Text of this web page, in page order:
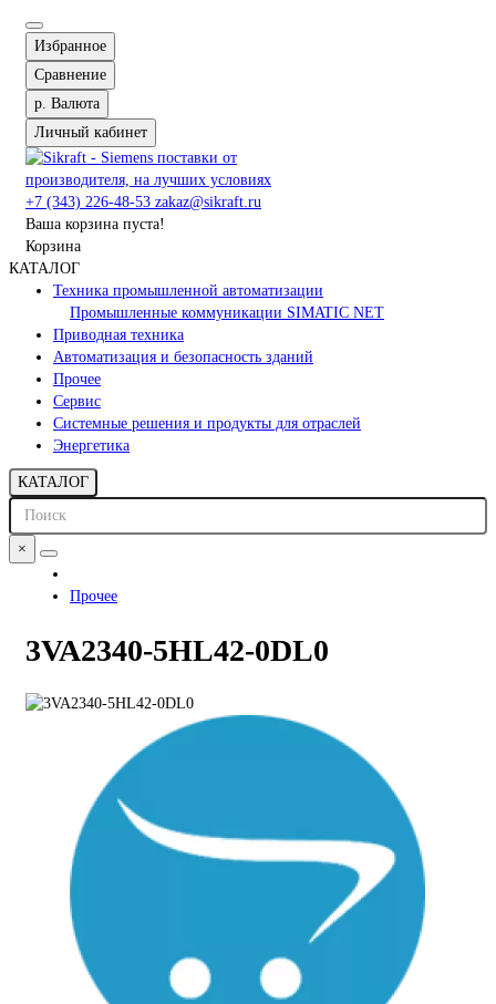
Избранное
Сравнение
р. Валюта
Личный кабинет
+7 (343) 226-48-53 zakaz@sikraft.ru
Ваша корзина пуста!
Корзина
КАТАЛОГ
Техника промышленной автоматизации
Промышленные коммуникации SIMATIC NET
Приводная техника
Автоматизация и безопасность зданий
Прочее
Сервис
Системные решения и продукты для отраслей
Энергетика
КАТАЛОГ
×
Прочее
3VA2340-5HL42-0DL0